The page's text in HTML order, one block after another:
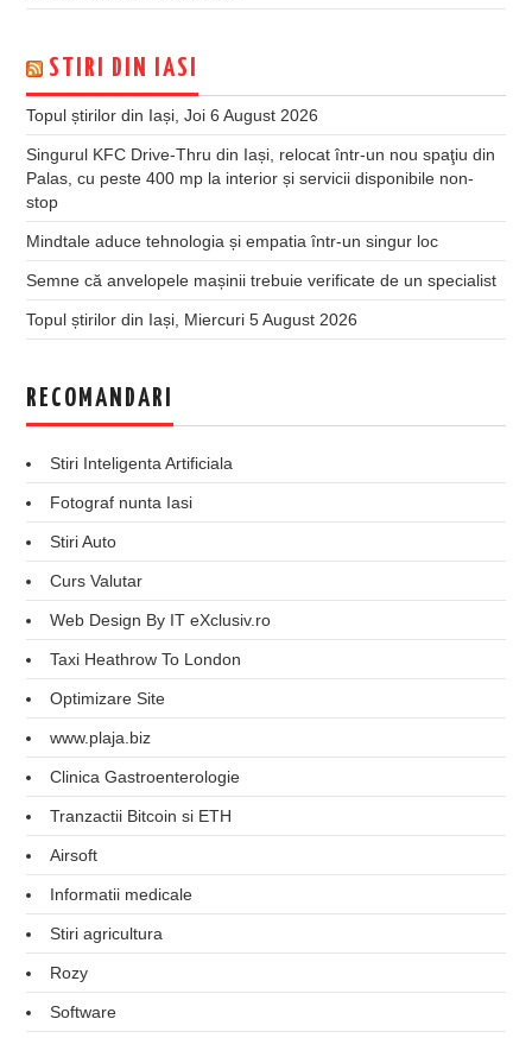
STIRI DIN IASI
Topul știrilor din Iași, Joi 6 August 2026
Singurul KFC Drive-Thru din Iași, relocat într-un nou spaţiu din
Palas, cu peste 400 mp la interior și servicii disponibile non-
stop
Mindtale aduce tehnologia și empatia într-un singur loc
Semne că anvelopele mașinii trebuie verificate de un specialist
Topul știrilor din Iași, Miercuri 5 August 2026
RECOMANDARI
Stiri Inteligenta Artificiala
Fotograf nunta Iasi
Stiri Auto
Curs Valutar
Web Design By IT eXclusiv.ro
Taxi Heathrow To London
Optimizare Site
www.plaja.biz
Clinica Gastroenterologie
Tranzactii Bitcoin si ETH
Airsoft
Informatii medicale
Stiri agricultura
Rozy
Software